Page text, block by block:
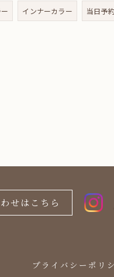
インナーカラー 当日予約
せはこちら
プライバシーポリ